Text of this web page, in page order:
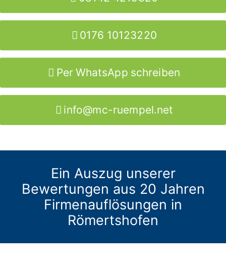
0176 10123220
Per WhatsApp schreiben
info@mc-ruempel.net
Ein Auszug unserer
Bewertungen aus 20 Jahren
Firmenauflösungen in
Römertshofen